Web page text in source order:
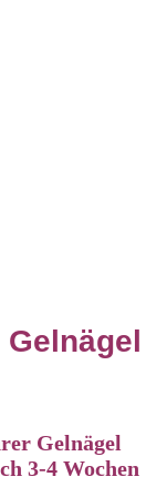
Gelnägel
3-4 Wochen